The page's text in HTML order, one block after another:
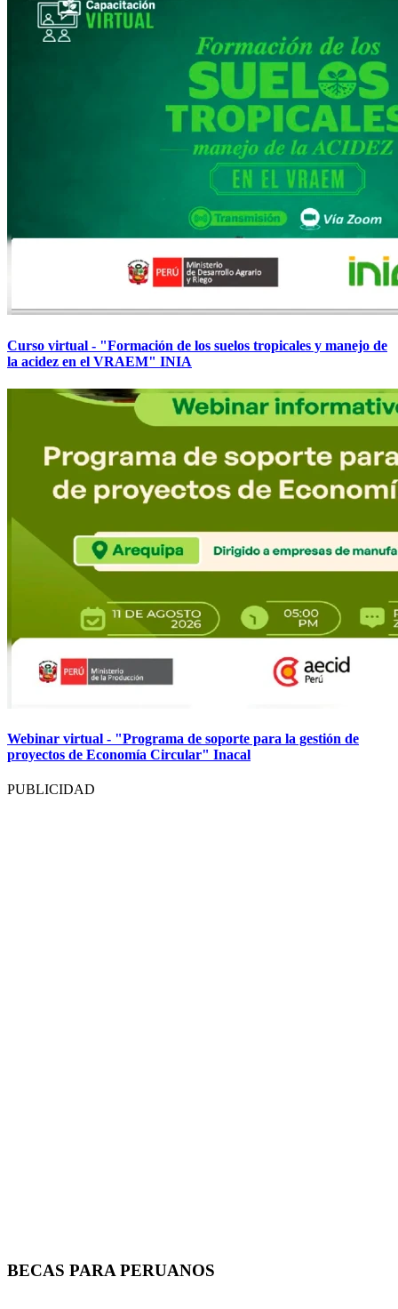
Curso virtual - "Formación de los suelos tropicales y manejo de
la acidez en el VRAEM" INIA
Webinar virtual - "Programa de soporte para la gestión de
proyectos de Economía Circular" Inacal
PUBLICIDAD
BECAS PARA PERUANOS